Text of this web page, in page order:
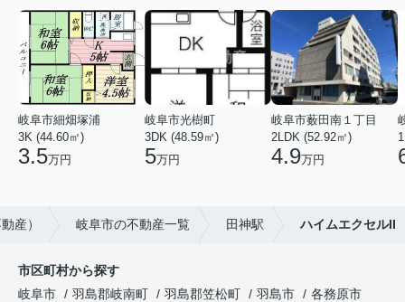
岐阜市細畑塚浦
3K (44.60㎡)
3.5万円
岐阜市光樹町
3DK (48.59㎡)
5万円
岐阜市薮田南１丁目
2LDK (52.92㎡)
4.9万円
産） 岐阜市の不動産一覧 田神駅 ハイムエクセルII
市区町村から探す
岐阜市
羽島郡岐南町 羽島郡笠松町 羽島市
各務原市